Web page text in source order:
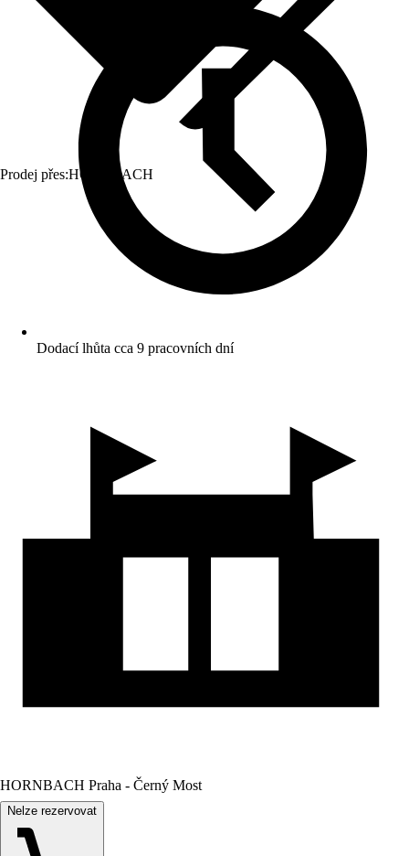
Prodej přes:HORNBACH
Dodací lhůta cca 9 pracovních dní
HORNBACH Praha - Černý Most
Nelze rezervovat